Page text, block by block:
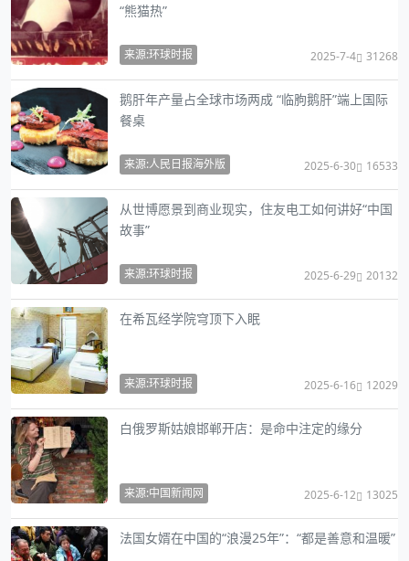
“熊猫热”
来源:环球时报 2025-7-4 31268
鹅肝年产量占全球市场两成 “临朐鹅肝”端上国际
餐桌
来源:人民日报海外版 2025-6-30 16533
从世博愿景到商业现实，住友电工如何讲好“中国
故事”
来源:环球时报 2025-6-29 20132
在希瓦经学院穹顶下入眠
来源:环球时报 2025-6-16 12029
白俄罗斯姑娘邯郸开店：是命中注定的缘分
来源:中国新闻网 2025-6-12 13025
法国女婿在中国的“浪漫25年”：“都是善意和温暖”